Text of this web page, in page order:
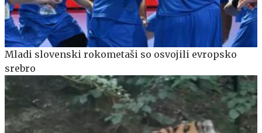
Mladi slovenski rokometaši so osvojili evropsko
srebro